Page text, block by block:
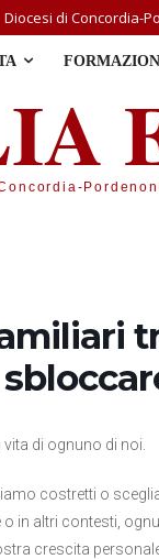
Diocesi di Concordia-
di ognuno di noi.
costretti o
in altri contesti,
crescita